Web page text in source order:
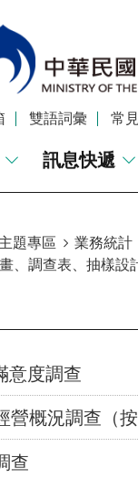
雙語詞彙 常
訊息快遞
題專區 業務統計
、調查表、抽樣
意度調查
概況調查（按
查